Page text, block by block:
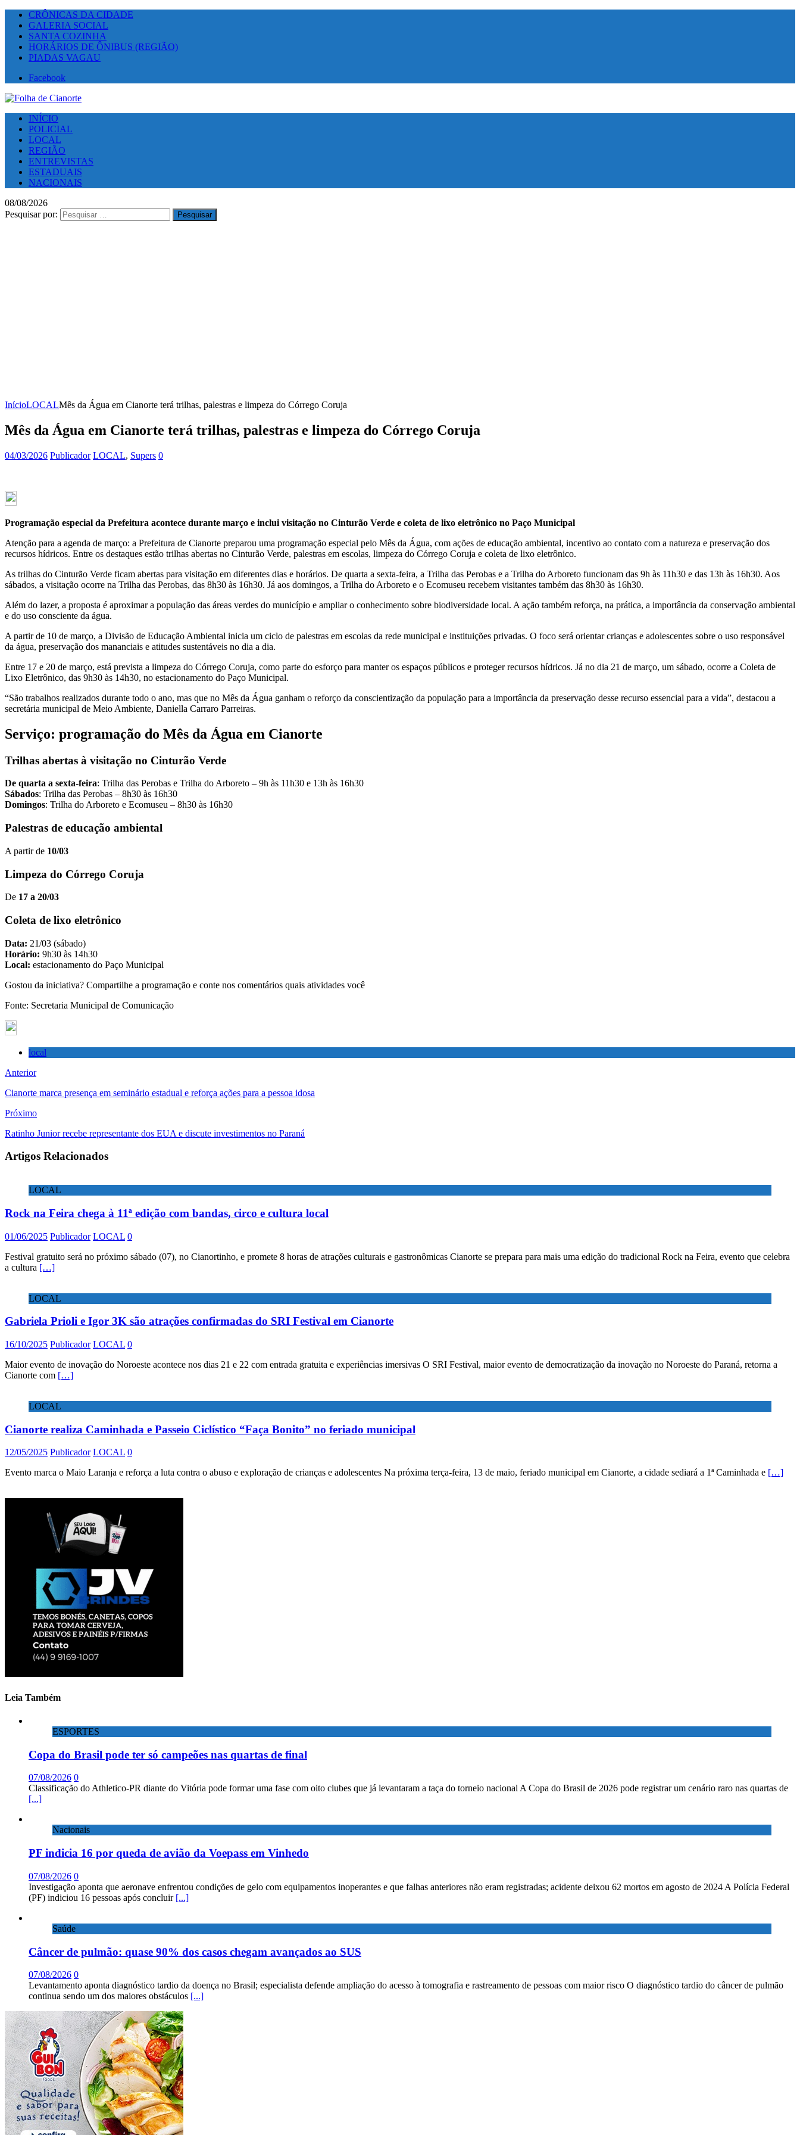
CRÔNICAS DA CIDADE
GALERIA SOCIAL
SANTA COZINHA
HORÁRIOS DE ÔNIBUS (REGIÃO)
PIADAS VAGAU
Facebook
INÍCIO
POLICIAL
LOCAL
REGIÃO
ENTREVISTAS
ESTADUAIS
NACIONAIS
08/08/2026
Pesquisar por:
InícioLOCALMês da Água em Cianorte terá trilhas, palestras e limpeza do Córrego Coruja
Mês da Água em Cianorte terá trilhas, palestras e limpeza do Córrego Coruja
04/03/2026 Publicador LOCAL, Supers 0
Programação especial da Prefeitura acontece durante março e inclui visitação no Cinturão Verde e coleta de lixo eletrônico no Paço Municipal
Atenção para a agenda de março: a Prefeitura de Cianorte preparou uma programação especial pelo Mês da Água, com ações de educação ambiental, incentivo ao contato com a natureza e preservação dos
recursos hídricos. Entre os destaques estão trilhas abertas no Cinturão Verde, palestras em escolas, limpeza do Córrego Coruja e coleta de lixo eletrônico.
As trilhas do Cinturão Verde ficam abertas para visitação em diferentes dias e horários. De quarta a sexta-feira, a Trilha das Perobas e a Trilha do Arboreto funcionam das 9h às 11h30 e das 13h às 16h30. Aos
sábados, a visitação ocorre na Trilha das Perobas, das 8h30 às 16h30. Já aos domingos, a Trilha do Arboreto e o Ecomuseu recebem visitantes também das 8h30 às 16h30.
Além do lazer, a proposta é aproximar a população das áreas verdes do município e ampliar o conhecimento sobre biodiversidade local. A ação também reforça, na prática, a importância da conservação ambiental
e do uso consciente da água.
A partir de 10 de março, a Divisão de Educação Ambiental inicia um ciclo de palestras em escolas da rede municipal e instituições privadas. O foco será orientar crianças e adolescentes sobre o uso responsável
da água, preservação dos mananciais e atitudes sustentáveis no dia a dia.
Entre 17 e 20 de março, está prevista a limpeza do Córrego Coruja, como parte do esforço para manter os espaços públicos e proteger recursos hídricos. Já no dia 21 de março, um sábado, ocorre a Coleta de
Lixo Eletrônico, das 9h30 às 14h30, no estacionamento do Paço Municipal.
“São trabalhos realizados durante todo o ano, mas que no Mês da Água ganham o reforço da conscientização da população para a importância da preservação desse recurso essencial para a vida”, destacou a
secretária municipal de Meio Ambiente, Daniella Carraro Parreiras.
Serviço: programação do Mês da Água em Cianorte
Trilhas abertas à visitação no Cinturão Verde
De quarta a sexta-feira: Trilha das Perobas e Trilha do Arboreto – 9h às 11h30 e 13h às 16h30
Sábados: Trilha das Perobas – 8h30 às 16h30
Domingos: Trilha do Arboreto e Ecomuseu – 8h30 às 16h30
Palestras de educação ambiental
A partir de 10/03
Limpeza do Córrego Coruja
De 17 a 20/03
Coleta de lixo eletrônico
Data: 21/03 (sábado)
Horário: 9h30 às 14h30
Local: estacionamento do Paço Municipal
Gostou da iniciativa? Compartilhe a programação e conte nos comentários quais atividades você
Fonte: Secretaria Municipal de Comunicação
local
Anterior
Cianorte marca presença em seminário estadual e reforça ações para a pessoa idosa
Próximo
Ratinho Junior recebe representante dos EUA e discute investimentos no Paraná
Artigos Relacionados
LOCAL
Rock na Feira chega à 11ª edição com bandas, circo e cultura local
01/06/2025 Publicador LOCAL 0
Festival gratuito será no próximo sábado (07), no Cianortinho, e promete 8 horas de atrações culturais e gastronômicas Cianorte se prepara para mais uma edição do tradicional Rock na Feira, evento que celebra
a cultura […]
LOCAL
Gabriela Prioli e Igor 3K são atrações confirmadas do SRI Festival em Cianorte
16/10/2025 Publicador LOCAL 0
Maior evento de inovação do Noroeste acontece nos dias 21 e 22 com entrada gratuita e experiências imersivas O SRI Festival, maior evento de democratização da inovação no Noroeste do Paraná, retorna a
Cianorte com […]
LOCAL
Cianorte realiza Caminhada e Passeio Ciclístico “Faça Bonito” no feriado municipal
12/05/2025 Publicador LOCAL 0
Evento marca o Maio Laranja e reforça a luta contra o abuso e exploração de crianças e adolescentes Na próxima terça-feira, 13 de maio, feriado municipal em Cianorte, a cidade sediará a 1ª Caminhada e […]
Leia Também
ESPORTES
Copa do Brasil pode ter só campeões nas quartas de final
07/08/2026 0
Classificação do Athletico-PR diante do Vitória pode formar uma fase com oito clubes que já levantaram a taça do torneio nacional A Copa do Brasil de 2026 pode registrar um cenário raro nas quartas de
[...]
Nacionais
PF indicia 16 por queda de avião da Voepass em Vinhedo
07/08/2026 0
Investigação aponta que aeronave enfrentou condições de gelo com equipamentos inoperantes e que falhas anteriores não eram registradas; acidente deixou 62 mortos em agosto de 2024 A Polícia Federal
(PF) indiciou 16 pessoas após concluir [...]
Saúde
Câncer de pulmão: quase 90% dos casos chegam avançados ao SUS
07/08/2026 0
Levantamento aponta diagnóstico tardio da doença no Brasil; especialista defende ampliação do acesso à tomografia e rastreamento de pessoas com maior risco O diagnóstico tardio do câncer de pulmão
continua sendo um dos maiores obstáculos [...]